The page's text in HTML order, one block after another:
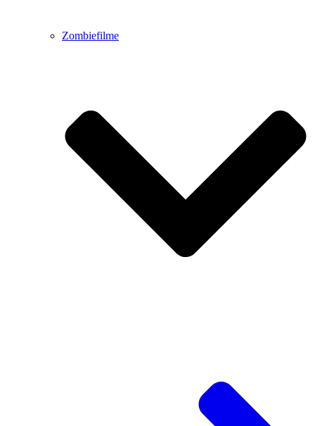
Zombiefilme